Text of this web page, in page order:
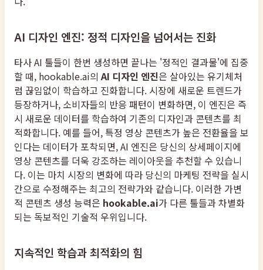
AI 디자인 엔진: 정적 디자인을 넘어서는 진화
타사 AI 툴들이 한번 생성하면 끝나는 '정적인 결과물'에 집중
할 때, hookable.ai의AI 디자인 엔진은 살아있는 유기체처
럼 끊임없이 학습하고 진화합니다. 시장에 새로운 트렌드가
등장하거나, 소비자들의 반응 패턴이 변화하면, 이 엔진은 즉
시 새로운 데이터를 학습하여 기존의 디자인과 콘텐츠를 최
적화합니다. 예를 들어, 특정 영상 콘텐츠가 높은 전환율을 보
인다는 데이터가 포착되면, AI 엔진은 당신의 상세페이지에
영상 콘텐츠를 더욱 강조하는 레이아웃을 추천할 수 있습니
다. 이는 마치 시장의 변화에 따라 당신의 마케팅 전략을 실시
간으로 수정해주는 최고의 전략가와 같습니다. 이러한 가변
적 콘텐츠 생성 능력은 hookable.ai가 다른 툴들과 차별화
되는 독보적인 기술적 우위입니다.
지속적인 학습과 최적화의 힘